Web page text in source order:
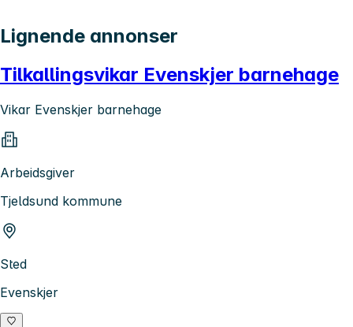
Lignende annonser
Tilkallingsvikar Evenskjer barnehage
Vikar Evenskjer barnehage
Arbeidsgiver
Tjeldsund kommune
Sted
Evenskjer